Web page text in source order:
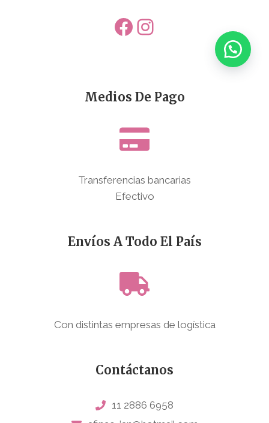
Facebook
Instagram
Medios De Pago
Transferencias bancarias
Efectivo
Envíos A Todo El País
Con distintas empresas de logística
Contáctanos
11 2886 6958